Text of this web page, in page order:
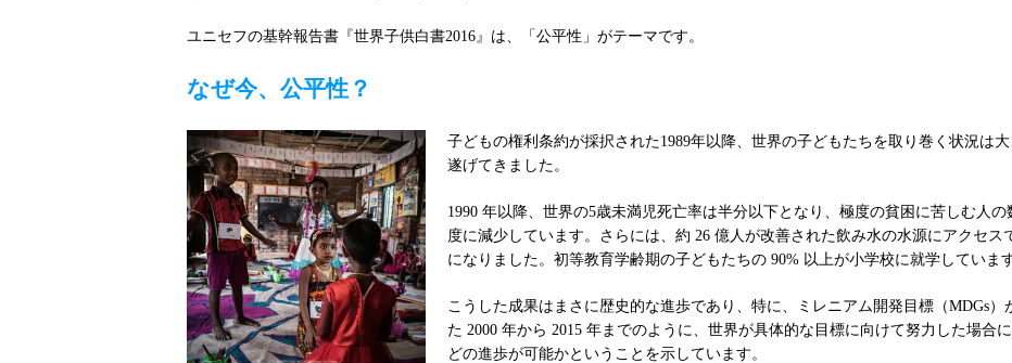
ユニセフの基幹報告書『世界子供白書2016』は、「公平性」がテーマです。
なぜ今、公平性？
子どもの権利条約が採択された1989年以降、世界の子どもたちを取り巻く状況は
遂げてきました。
1990 年以降、世界の5歳未満児死亡率は半分以下となり、極度の貧困に苦しむ人の
度に減少しています。さらには、約 26 億人が改善された飲み水の水源にアクセス
になりました。初等教育学齢期の子どもたちの 90% 以上が小学校に就学しています
こうした成果はまさに歴史的な進歩であり、特に、ミレニアム開発目標（MDGs）
た 2000 年から 2015 年までのように、世界が具体的な目標に向けて努力した場合
どの進歩が可能かということを示しています。